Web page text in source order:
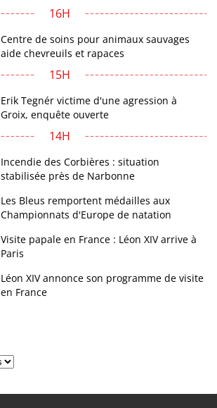
16H
Centre de soins pour animaux sauvages
aide chevreuils et rapaces
15H
Erik Tegnér victime d'une agression à
Groix, enquête ouverte
14H
Incendie des Corbières : situation
stabilisée près de Narbonne
Les Bleus remportent médailles aux
Championnats d'Europe de natation
Visite papale en France : Léon XIV arrive à
Paris
Léon XIV annonce son programme de visite
en France